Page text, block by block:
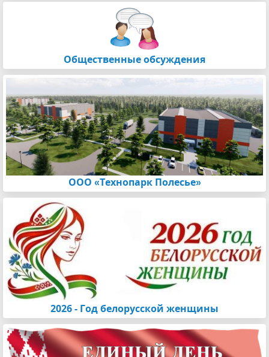
Общественные обсуждения
ООО «Технопарк Полесье»
2026 - Год белорусской женщины